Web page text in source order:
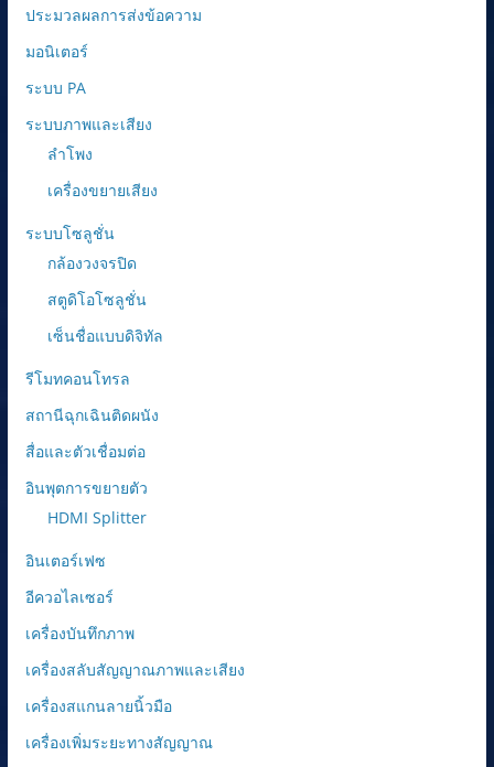
ประมวลผลการส่งข้อความ
มอนิเตอร์
ระบบ PA
ระบบภาพและเสียง
ลำโพง
เครื่องขยายเสียง
ระบบโซลูชั่น
กล้องวงจรปิด
สตูดิโอโซลูชั่น
เซ็นชื่อแบบดิจิทัล
รีโมทคอนโทรล
สถานีฉุกเฉินติดผนัง
สื่อและตัวเชื่อมต่อ
อินพุตการขยายตัว
HDMI Splitter
อินเตอร์เฟซ
อีควอไลเซอร์
เครื่องบันทึกภาพ
เครื่องสลับสัญญาณภาพและเสียง
เครื่องสแกนลายนิ้วมือ
เครื่องเพิ่มระยะทางสัญญาณ